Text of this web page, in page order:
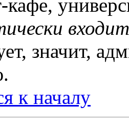
кафе,
значит,
к началу